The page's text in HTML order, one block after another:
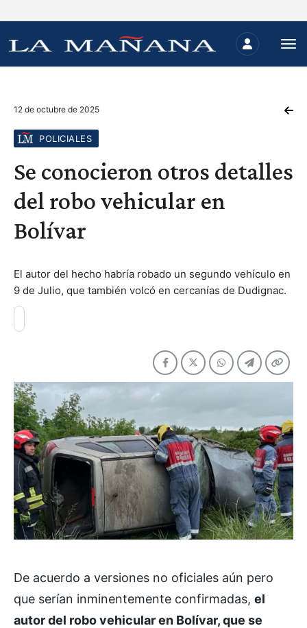
12 de octubre de 2025
POLICIALES
Se conocieron otros detalles
del robo vehicular en
Bolívar
El autor del hecho habría robado un segundo vehículo en
9 de Julio, que también volcó en cercanías de Dudignac.
De acuerdo a versiones no oficiales aún pero
que serían inminentemente confirmadas, el
autor del robo vehicular en Bolívar, que se